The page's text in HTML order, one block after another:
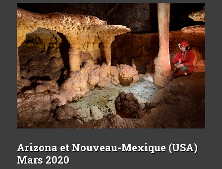
Arizona et Nouveau-Mexique (USA)
Mars 2020